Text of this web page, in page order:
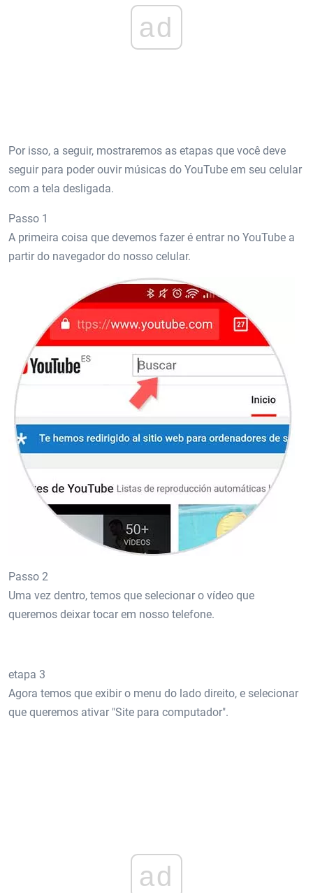
ad
Por isso, a seguir, mostraremos as etapas que você deve
seguir para poder ouvir músicas do YouTube em seu celular
com a tela desligada.
Passo 1
A primeira coisa que devemos fazer é entrar no YouTube a
partir do navegador do nosso celular.
Passo 2
Uma vez dentro, temos que selecionar o vídeo que
queremos deixar tocar em nosso telefone.
etapa 3
Agora temos que exibir o menu do lado direito, e selecionar
que queremos ativar "Site para computador".
ad